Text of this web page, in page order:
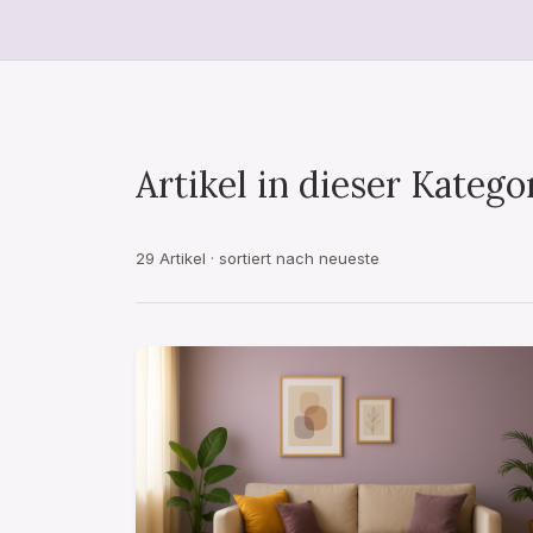
Artikel in dieser
29 Artikel · sortiert nach neueste